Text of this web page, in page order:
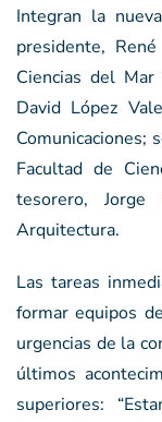
Integran la
presidente,
Ciencias del Mar
David López
Comunicaciones;
Facultad de
tesorero,
Arquitectura.
Las tareas
formar equipos
urgencias de la
últimos
superiores: